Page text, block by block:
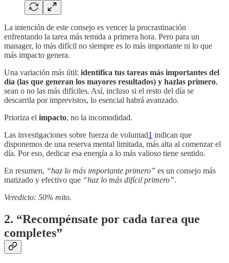
La intención de este consejo es vencer la procrastinación
enfrentando la tarea más temida a primera hora. Pero para un
manager, lo más difícil no siempre es lo más importante ni lo que
más impacto genera.
Una variación más útil: identifica tus tareas más importantes del
día (las que generan los mayores resultados) y hazlas primero,
sean o no las más difíciles. Así, incluso si el resto del día se
descarrila por imprevistos, lo esencial habrá avanzado.
Prioriza el impacto, no la incomodidad.
Las investigaciones sobre fuerza de voluntad1 indican que
disponemos de una reserva mental limitada, más alta al comenzar el
día. Por eso, dedicar esa energía a lo más valioso tiene sentido.
En resumen, “haz lo más importante primero” es un consejo más
matizado y efectivo que “haz lo más difícil primero”.
Veredicto: 50% mito.
2. “Recompénsate por cada tarea que
completes”